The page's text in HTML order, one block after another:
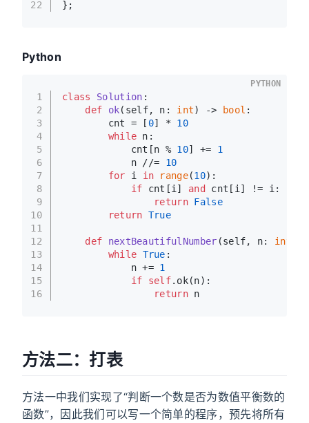
22 };
Python
1
2
3
4
5
6
7
8
9
10
11
12
13
14
15
16
class Solution :
def
ok( self, n: int) -> bool :
        cnt = [
0] * 10
while n:
            cnt[n %
10] += 1
            n //=
10
for i in range(10):
if cnt[i] and
cnt[i] != i:
return False
return True
def nextBeautifulNumber (self, n: int
while True :
            n +=
1
if
self.ok(n):
return n
PYTHON
方法二：打表
方法一中我们实现了“判断一个数是否为数值平衡数的
函数”，因此我们可以写一个简单的程序，预先将所有